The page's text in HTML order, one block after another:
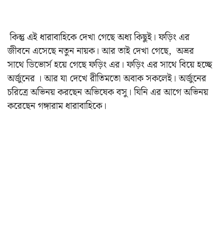
কিন্তু এই ধারাবাহিকে দেখা গেছে অধ্য কিছুই। ফড়িং এর
জীবনে এসেছে নতুন নায়ক। আর তাই দেখা গেছে, অভ্রর
সাথে ডিভোর্স হয়ে গেছে ফড়িং এর। ফড়িং এর সাথে বিয়ে হচ্ছে
অর্জুনের । আর যা দেখে রীতিমতো অবাক সকলেই। অর্জুনের
চরিত্রে অভিনয় করছেন অভিষেক বসু। যিনি এর আগে অভিনয়
করেছেন গঙ্গারাম ধারাবাহিকে।